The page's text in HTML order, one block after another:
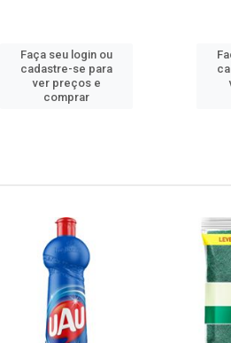
Faça seu login ou
cadastre-se para
ver preços e
comprar